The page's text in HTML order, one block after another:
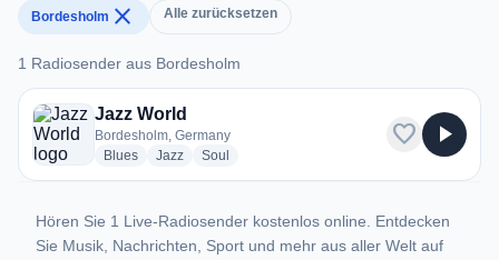
Bordesholm close Alle zurücksetzen
1 Radiosender aus Bordesholm
1 Radiosender aus Bordesholm
Jazz World
Bordesholm, Germany
Bluesradio stations
Jazzradio stations
Soul
favorite play_arrow
Hören Sie 1 Live-Radiosender kostenlos online. Entdecken
Sie Musik, Nachrichten, Sport und mehr aus aller Welt auf